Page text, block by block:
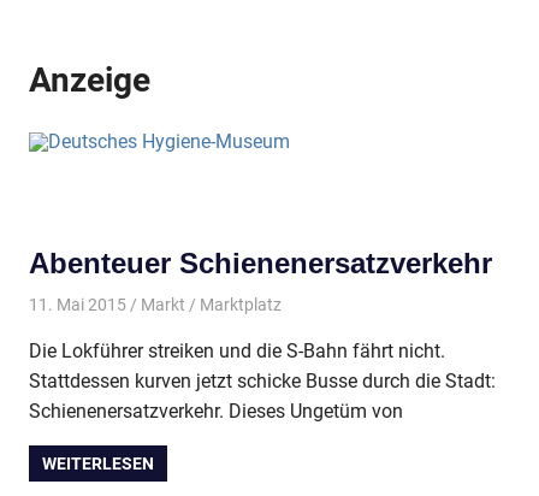
Anzeige
Abenteuer Schienenersatzverkehr
11. Mai 2015 Markt Marktplatz
Die Lokführer streiken und die S-Bahn fährt nicht.
Stattdessen kurven jetzt schicke Busse durch die Stadt:
Schienenersatzverkehr. Dieses Ungetüm von
WEITERLESEN